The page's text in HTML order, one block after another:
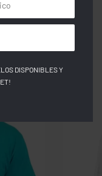
DISPONIBLES Y